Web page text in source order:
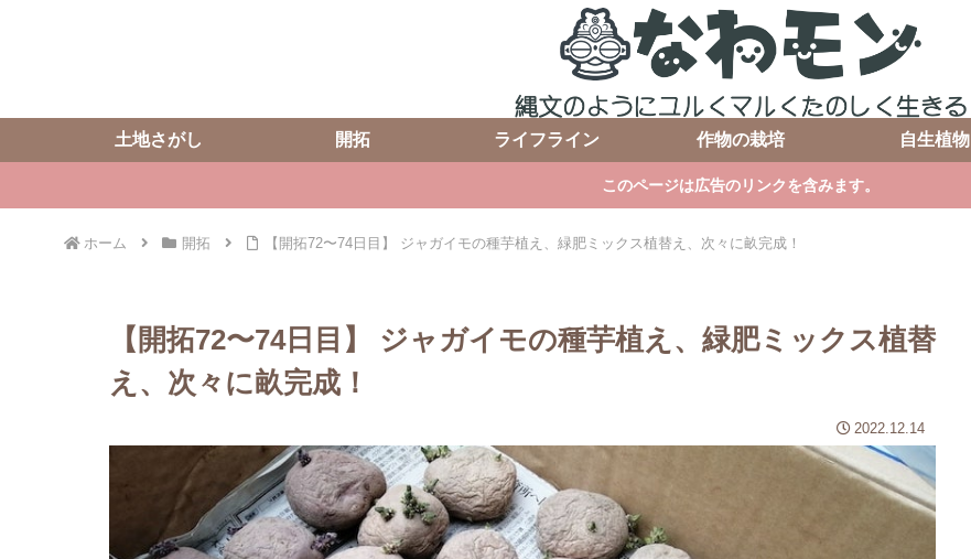
土地さがし 開拓 ライフライン 作物の栽培 自生植物
このページは広告のリンクを含みます。
ホーム 開拓 【開拓72〜74日目】 ジャガイモの種芋植え、緑肥ミックス植替え、次々に畝完成！
【開拓72〜74日目】 ジャガイモの種芋植え、緑肥ミックス植替
え、次々に畝完成！
2022.12.14